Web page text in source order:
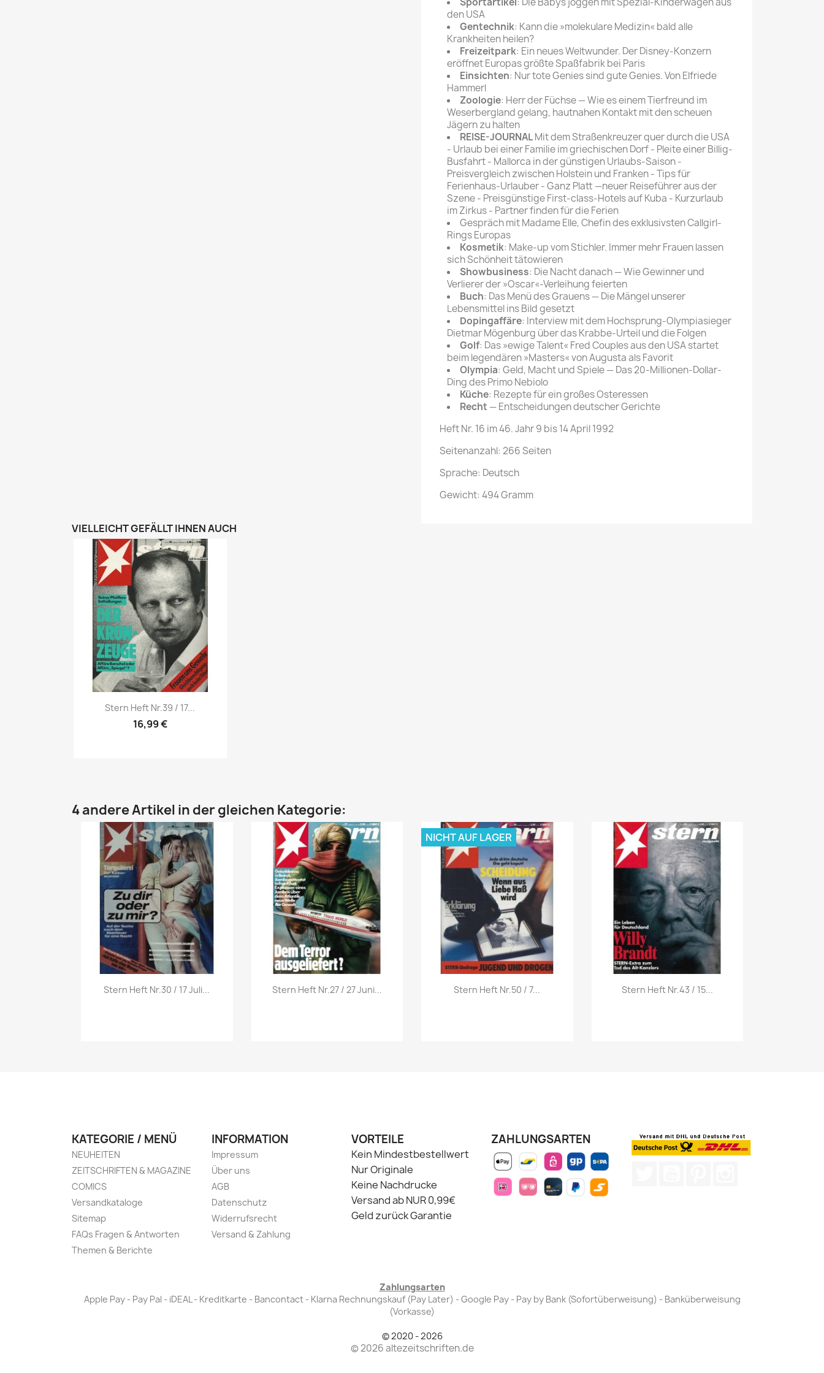
den USA
Gentechnik: Kann die »molekulare Medizin« bald alle
Krankheiten heilen?
Freizeitpark: Ein neues Weltwunder. Der Disney-Konzern
eröffnet Europas größte Spaßfabrik bei Paris
Einsichten: Nur tote Genies sind gute Genies. Von Elfriede
Hammerl
Zoologie: Herr der Füchse — Wie es einem Tierfreund im
Weserbergland gelang, hautnahen Kontakt mit den scheuen
Jägern zu halten
REISE-JOURNALMit dem Straßenkreuzer quer durch die USA
- Urlaub bei einer Familie im griechischen Dorf - Pleite einer Billig-
Busfahrt - Mallorca in der günstigen Urlaubs-Saison -
Preisvergleich zwischen Holstein und Franken - Tips für
Ferienhaus-Urlauber - Ganz Platt —neuer Reiseführer aus der
Szene - Preisgünstige First-class-Hotels auf Kuba - Kurzurlaub
im Zirkus - Partner finden für die Ferien
Gespräch mit Madame Elle, Chefin des exklusivsten Callgirl-
Rings Europas
Kosmetik: Make-up vom Stichler. Immer mehr Frauen lassen
sich Schönheit tätowieren
Showbusiness: Die Nacht danach — Wie Gewinner und
Verlierer der »Oscar«-Verleihung feierten
Buch: Das Menü des Grauens — Die Mängel unserer
Lebensmittel ins Bild gesetzt
Dopingaffäre: Interview mit dem Hochsprung-Olympiasieger
Dietmar Mögenburg über das Krabbe-Urteil und die Folgen
Golf: Das »ewige Talent« Fred Couples aus den USA startet
beim legendären »Masters« von Augusta als Favorit
Olympia: Geld, Macht und Spiele — Das 20-Millionen-Dollar-
Ding des Primo Nebiolo
Küche: Rezepte für ein großes Osteressen
Recht — Entscheidungen deutscher Gerichte
Heft Nr. 16 im 46. Jahr 9 bis 14 April 1992
Seitenanzahl: 266 Seiten
Sprache: Deutsch
Gewicht: 494 Gramm
VIELLEICHT GEFÄLLT IHNEN AUCH
Vorschau
Stern Heft Nr.39 / 17...
16,99 €
4 andere Artikel in der gleichen Kategorie:
Vorschau
Stern Heft Nr.30 / 17 Juli... Vorschau
Stern Heft Nr.27 / 27 Juni... Vorschau
Stern Heft Nr.50 / 7...
NICHT AUF LAGER
Vorschau
Stern Heft Nr.43 / 15...
KATEGORIE / MENÜ
NEUHEITEN
ZEITSCHRIFTEN & MAGAZINE
COMICS
Versandkataloge
Sitemap
FAQs Fragen & Antworten
Themen & Berichte
INFORMATION
Impressum
Über uns
AGB
Datenschutz
Widerrufsrecht
Versand & Zahlung
VORTEILE
Kein Mindestbestellwert
Nur Originale
Keine Nachdrucke
Versand ab NUR 0,99€
Geld zurück Garantie
ZAHLUNGSARTEN
Zahlungsarten
Apple Pay - Pay Pal - iDEAL - Kreditkarte - Bancontact - Klarna Rechnungskauf (Pay Later) - Google Pay - Pay by Bank (Sofortüberweisung) - Banküberweisung
(Vorkasse)
© 2020 - 2026
© 2026 altezeitschriften.de